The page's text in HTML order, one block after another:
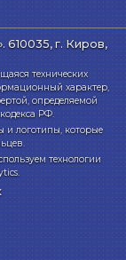
610035, г. Киров,
технических
характер,
определяемой
РФ.
и логотипы, которые
технологии